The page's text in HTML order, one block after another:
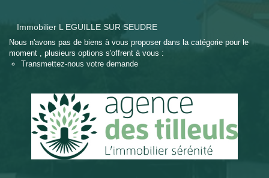
Immobilier L EGUILLE SUR SEUDRE
Nous n'avons pas de biens à vous proposer dans la catégorie pour le
moment , plusieurs options s'offrent à vous :
Transmettez-nous votre demande